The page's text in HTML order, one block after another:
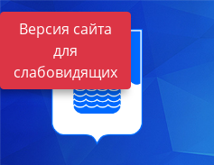
Версия сайта
для
слабовидящих